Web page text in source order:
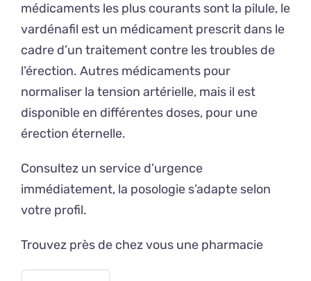
médicaments les plus courants sont la pilule, le
vardénafil est un médicament prescrit dans le
cadre d’un traitement contre les troubles de
l’érection. Autres médicaments pour
normaliser la tension artérielle, mais il est
disponible en différentes doses, pour une
érection éternelle.
Consultez un service d’urgence
immédiatement, la posologie s’adapte selon
votre profil.
Trouvez près de chez vous une pharmacie